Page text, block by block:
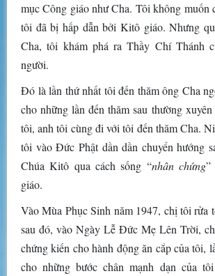
mục Công giáo như Cha. Tôi không muốn
tôi đã bị hấp dẫn bởi Kitô giáo. Nhưng
Cha, tôi khám phá ra Thầy Chí Thánh
người.
Đó là lần thứ nhất tôi đến thăm ông Cha
cho những lần đến thăm sau thường
tôi, anh tôi cùng đi với tôi đến thăm Cha.
tôi vào Đức Phật dần dần chuyển hướng
Chúa Kitô qua cách sống “nhân chứng”
giáo.
Vào Mùa Phục Sinh năm 1947, chị tôi rửa
sau đó, vào Ngày Lễ Đức Mẹ Lên Trời,
chứng kiến cho hành động ăn cắp của tôi,
cho những bước chân mạnh dạn của